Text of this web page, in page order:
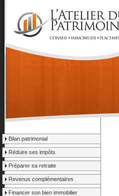
Bilan patrimonial
Réduire ses impôts
Préparer sa retraite
Revenus complémentaires
Financer son bien immobilier